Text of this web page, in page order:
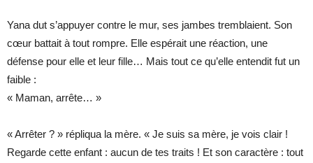
Yana dut s’appuyer contre le mur, ses jambes tremblaient. Son
cœur battait à tout rompre. Elle espérait une réaction, une
défense pour elle et leur fille… Mais tout ce qu’elle entendit fut un
faible :
« Maman, arrête… »
« Arrêter ? » répliqua la mère. « Je suis sa mère, je vois clair !
Regarde cette enfant : aucun de tes traits ! Et son caractère : tout